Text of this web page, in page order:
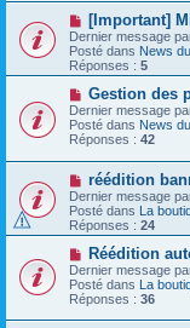
[Important]
Dernier message
Posté dans News
Réponses : 5
Gestion des
Dernier message
Posté dans News
Réponses : 42
réédition
Dernier message
Posté dans La
Réponses : 24
Réédition
Dernier message
Posté dans La
Réponses : 36